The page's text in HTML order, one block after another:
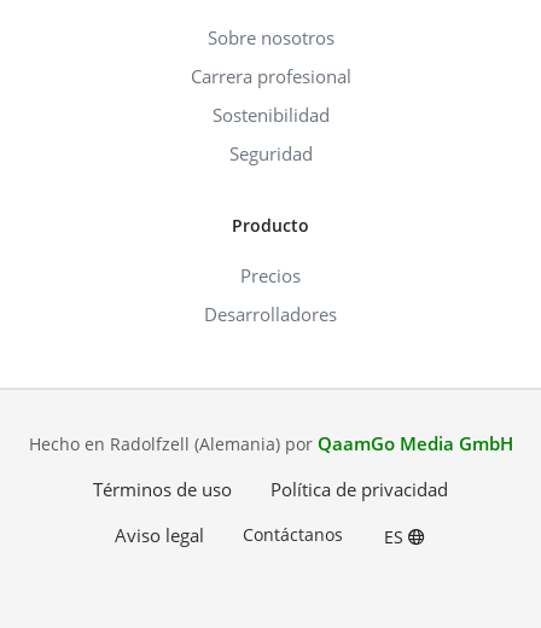
Sobre nosotros
Carrera profesional
Sostenibilidad
Seguridad
Producto
Precios
Desarrolladores
Hecho en Radolfzell (Alemania) por QaamGo Media GmbH
Términos de uso
Política de privacidad
Aviso legal
Contáctanos ES